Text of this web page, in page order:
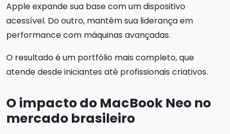
Apple expande sua base com um dispositivo
acessível. Do outro, mantém sua liderança em
performance com máquinas avançadas.
O resultado é um portfólio mais completo, que
atende desde iniciantes até profissionais criativos.
O impacto do MacBook Neo no
mercado brasileiro